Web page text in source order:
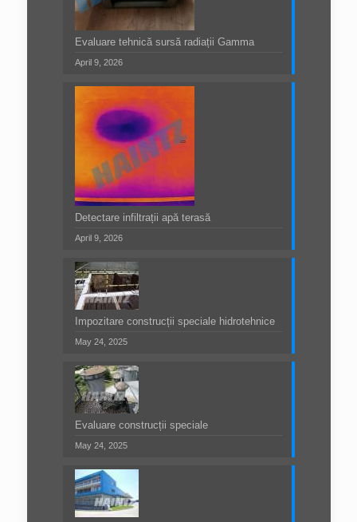
Evaluare tehnică sursă radiații Gamma
April 9, 2026
Detectare infiltrații apă terasă
April 9, 2026
Impozitare construcții speciale hidrotehnice
May 24, 2025
Evaluare construcții speciale
May 24, 2025